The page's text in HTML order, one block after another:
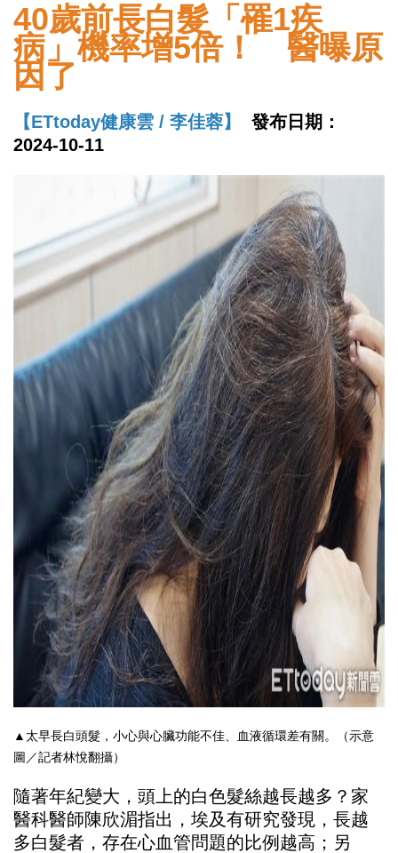
40歲前長白髮「罹1疾
病」機率增5倍！ 醫曝原
因了
【ETtoday健康雲 / 李佳蓉】
發布日期：
2024-10-11
▲太早長白頭髮，小心與心臟功能不佳、血液循環差有關。（示意
圖／記者林悅翻攝）
隨著年紀變大，頭上的白色髮絲越長越多？家
醫科醫師陳欣湄指出，埃及有研究發現，長越
多白髮者，存在心血管問題的比例越高；另